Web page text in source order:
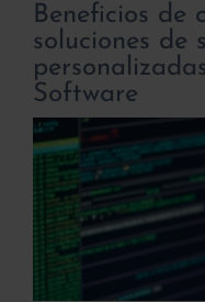
Beneficios de
soluciones de
Software